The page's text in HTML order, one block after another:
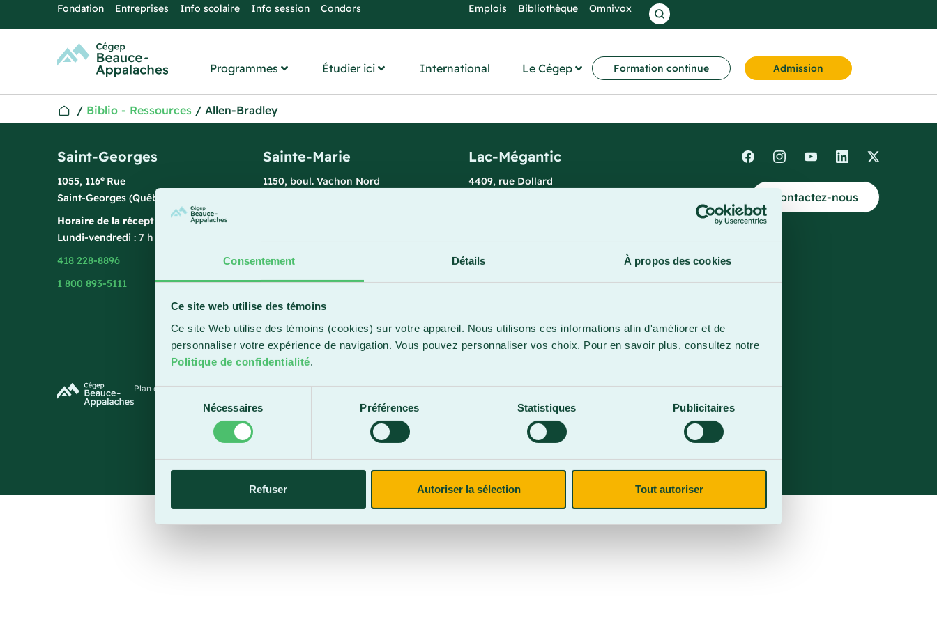
Consentement Détails À propos des cookies
Ce site web utilise des témoins
Ce site Web utilise des témoins (cookies) sur votre appareil. Nous utilisons ces informations afin d'améliorer et de
personnaliser votre expérience de navigation. Vous pouvez personnaliser vos choix. Pour en savoir plus, consultez notre
Politique de confidentialité.
Sélection
consentement
Nécessaires Préférences Statistiques Publicitaires
Refuser Autoriser la sélection Tout autoriser
Fondation Entreprises Info scolaire Info session Condors Emplois Bibliothèque Omnivox
Programmes Étudier ici International Le Cégep Formation continue Admission
/ Biblio - Ressources / Allen-Bradley
Saint-Georges
1055, 116e Rue
Saint-Georges (Québec) G5Y 3G1
Horaire de la réception
Lundi-vendredi : 7 h 45 à 15 h 45
418 228-8896
1 800 893-5111
Sainte-Marie
1150, boul. Vachon Nord
418 387-8896
Lac-Mégantic
4409, rue Dollard
819 583-5432
Contactez-nous
Plan du siteTermes et conditionsPolitique de confidentialitéSite web parParkour3 Expert HubSpot